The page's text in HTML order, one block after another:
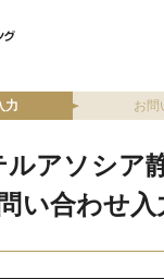
力 お問
ルアソシア
い合わせ入